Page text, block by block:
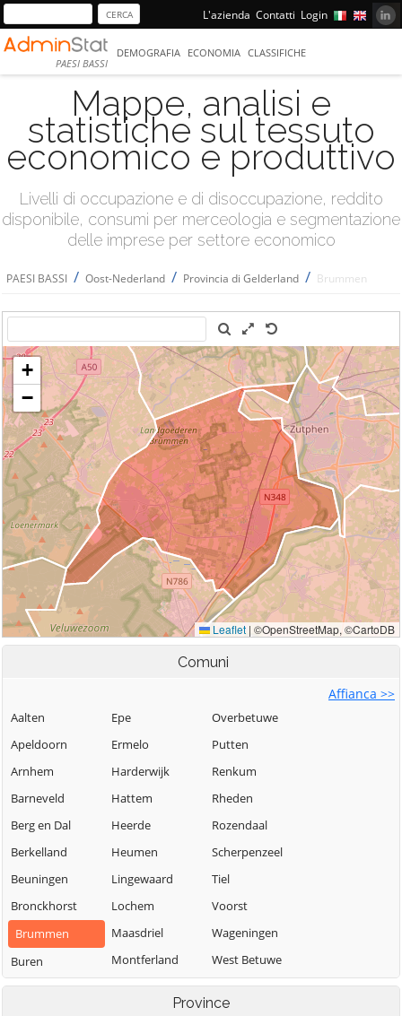
L'azienda Contatti Login
PAESI BASSI
DEMOGRAFIA ECONOMIA CLASSIFICHE
Mappe, analisi e
statistiche sul tessuto
economico e produttivo
Livelli di occupazione e di disoccupazione, reddito
disponibile, consumi per merceologia e segmentazione
delle imprese per settore economico
PAESI BASSI / Oost-Nederland / Provincia di Gelderland / Brummen
Comuni
Affianca >>
Aalten
Apeldoorn
Arnhem
Barneveld
Berg en Dal
Berkelland
Beuningen
Bronckhorst
Brummen
Buren
Culemborg
Epe
Ermelo
Harderwijk
Hattem
Heerde
Heumen
Lingewaard
Lochem
Maasdriel
Montferland
Neder-Betuwe
Overbetuwe
Putten
Renkum
Rheden
Rozendaal
Scherpenzeel
Tiel
Voorst
Wageningen
West Betuwe
West Maas en
Waal
Province